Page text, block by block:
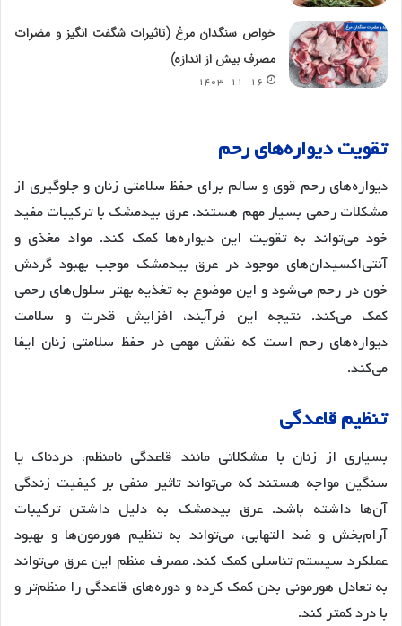
خواص سنگدان مرغ (تاثیرات شگفت انگیز و مضرات
مصرف بیش از اندازه)
۱۴۰۳-۱۱-۱۶
تقویتدیوارههایرحم
دیواره‌های رحم قوی و سالم برای حفظ سلامتی زنان و جلوگیری از
مشکلات رحمی بسیار مهم هستند. عرق بیدمشک با ترکیبات مفید
خود می‌تواند به تقویت این دیواره‌ها کمک کند. مواد مغذی و
آنتی‌اکسیدان‌های موجود در عرق بیدمشک موجب بهبود گردش
خون در رحم می‌شود و این موضوع به تغذیه بهتر سلول‌های رحمی
کمک می‌کند. نتیجه این فرآیند، افزایش قدرت و سلامت
دیواره‌های رحم است که نقش مهمی در حفظ سلامتی زنان ایفا
می‌کند.
تنظیمقاعدگی
بسیاری از زنان با مشکلاتی مانند قاعدگی نامنظم، دردناک یا
سنگین مواجه هستند که می‌تواند تاثیر منفی بر کیفیت زندگی
آن‌ها داشته باشد. عرق بیدمشک به دلیل داشتن ترکیبات
آرام‌بخش و ضد التهابی، می‌تواند به تنظیم هورمون‌ها و بهبود
عملکرد سیستم تناسلی کمک کند. مصرف منظم این عرق می‌تواند
به تعادل هورمونی بدن کمک کرده و دوره‌های قاعدگی را منظم‌تر و
با درد کمتر کند.